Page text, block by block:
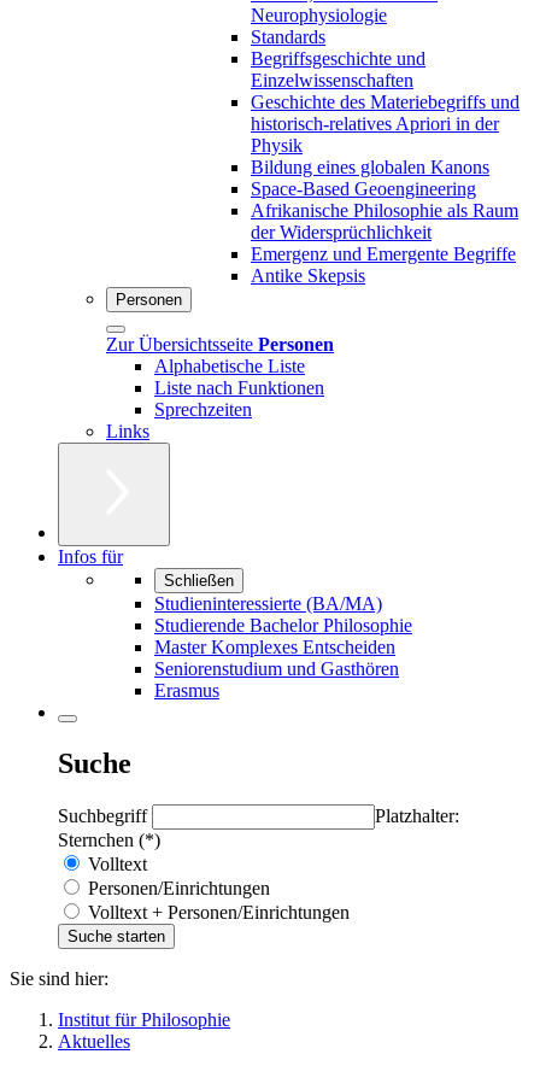
Neurophysiologie
Standards
Begriffsgeschichte und
Einzelwissenschaften
Geschichte des Materiebegriffs und
historisch-relatives Apriori in der
Physik
Bildung eines globalen Kanons
Space-Based Geoengineering
Afrikanische Philosophie als Raum
der Widersprüchlichkeit
Emergenz und Emergente Begriffe
Antike Skepsis
Personen
Zur Übersichtsseite Personen
Alphabetische Liste
Liste nach Funktionen
Sprechzeiten
Links
Infos für
Schließen
Studieninteressierte (BA/MA)
Studierende Bachelor Philosophie
Master Komplexes Entscheiden
Seniorenstudium und Gasthören
Erasmus
Suche
Suchbegriff
Platzhalter:
Sternchen (*)
Volltext
Personen/Einrichtungen
Volltext + Personen/Einrichtungen
Sie sind hier:
Institut für Philosophie
Aktuelles